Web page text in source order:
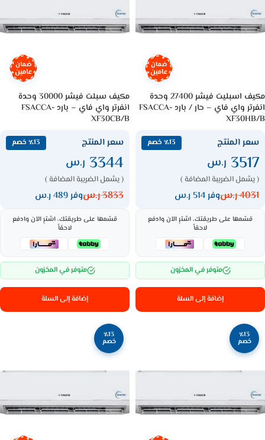
ضمان
عامين
مكيف اسبليت فيشر 27400 وحدة
انفرتر واي فاي – حار / بارد FSACCA-
XF30HB/B
سعر المنتج ٪13 خصم
3517 ر.س
( يشمل الضريبة المضافة )
4031ر.سوفر 514 ر.س
قسّمها على طريقتك، اشترِ الآن وادفع
لاحقاً
متوفر في المخزون
إضافة إلى السلة
ضمان
عامين
مكيف سبلت فيشر 30000 وحدة
انفرتر واي فاي – بارد FSACCA-
XF30CB/B
سعر المنتج ٪13 خصم
3344 ر.س
( يشمل الضريبة المضافة )
3833ر.سوفر 489 ر.س
قسّمها على طريقتك، اشترِ الآن وادفع
لاحقاً
متوفر في المخزون
إضافة إلى السلة
٪13
خصم
٪13
خصم